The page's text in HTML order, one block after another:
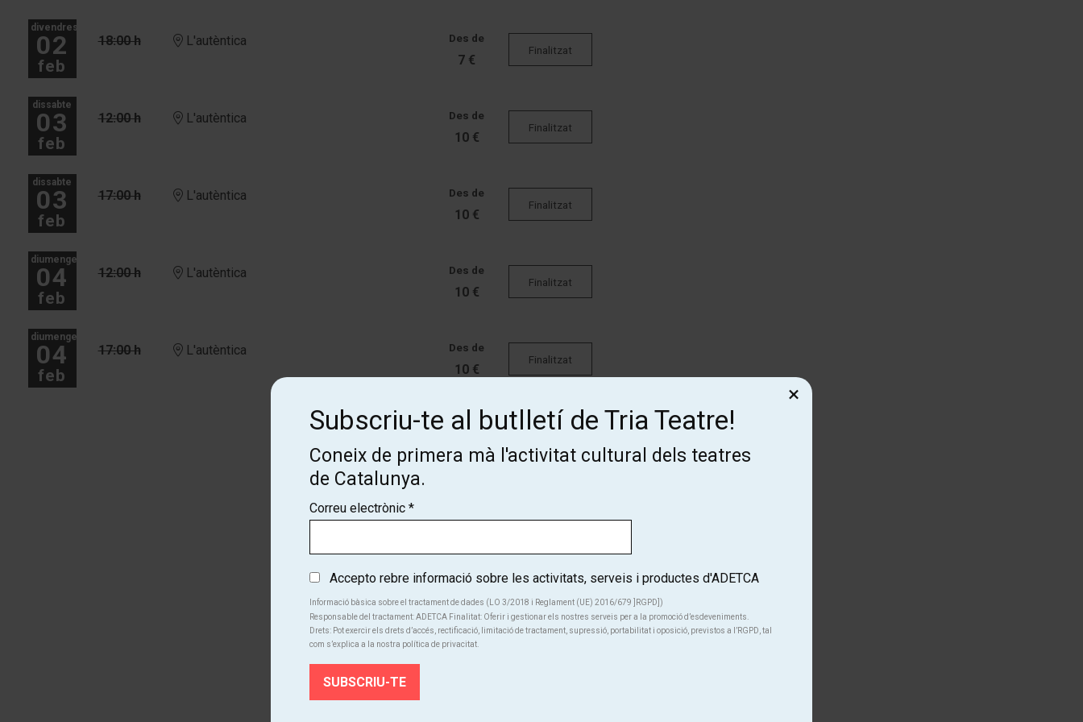
divendres
02
feb
18:00 h L'autèntica Des de
7 €
Finalitzat
dissabte
03
feb
12:00 h L'autèntica Des de
10 €
Finalitzat
dissabte
03
feb
17:00 h L'autèntica Des de
10 €
Finalitzat
diumenge
04
feb
12:00 h L'autèntica Des de
10 €
Finalitzat
diumenge
04
feb
17:00 h L'autèntica Des de
10 €
Finalitzat
Teatre!
Coneix de primera mà l'activitat cultural dels teatres de Catalunya.
Subscriu-te al butlletí de Tria Teatre!
Coneix de primera mà l'activitat cultural dels teatres
de Catalunya.
Correu electrònic *
Accepto rebre informació sobre les activitats, serveis i productes d'ADETCA
Informació bàsica sobre el tractament de dades (LO 3/2018 i Reglament (UE) 2016/679 ]RGPD])
Responsable del tractament: ADETCA Finalitat: Oferir i gestionar els nostres serveis per a la promoció d’esdeveniments.
Drets: Pot exercir els drets d’accés, rectificació, limitació de tractament, supressió, portabilitat i oposició, previstos a l’RGPD, tal
com s’explica a la nostra política de privacitat.
×